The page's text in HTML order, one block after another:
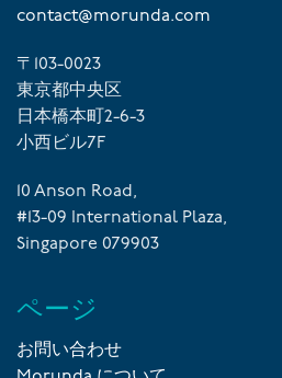
contact@morunda.com
〒103-0023
東京都中央区
日本橋本町2-6-3
小西ビル7F
10 Anson Road,
#13-09 International Plaza,
Singapore 079903
ページ
お問い合わせ